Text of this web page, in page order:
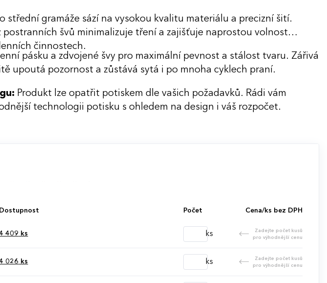
střední gramáže sází na vysokou kvalitu materiálu a precizní šití.
postranních švů minimalizuje tření a zajišťuje naprostou volnost
činnostech.
pásku a zdvojené švy pro maximální pevnost a stálost tvaru. Zářivá
upoutá pozornost a zůstává sytá i po mnoha cyklech praní.
Produkt lze opatřit potiskem dle vašich požadavků. Rádi vám
technologii potisku s ohledem na design i váš rozpočet.
Dostupnost Počet Cena/ks bez DPH
409 ks ks
Zadejte počet kusů
pro výhodnější cenu
026 ks ks
Zadejte počet kusů
pro výhodnější cenu